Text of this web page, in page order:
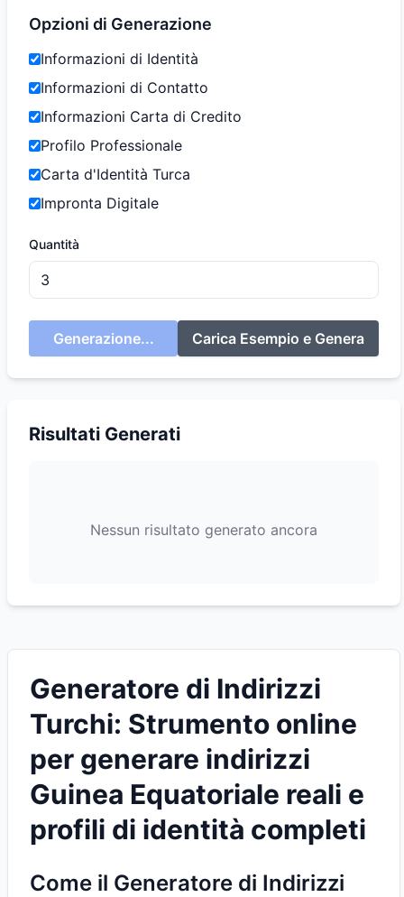
Opzioni di Generazione
Informazioni di Identità
Informazioni di Contatto
Informazioni Carta di Credito
Profilo Professionale
Carta d'Identità Turca
Impronta Digitale
Quantità
Generazione... Carica Esempio e Genera
Risultati Generati
Nessun risultato generato ancora
Generatore di Indirizzi
Turchi: Strumento online
per generare indirizzi
Guinea Equatoriale reali e
profili di identità completi
Come il Generatore di Indirizzi